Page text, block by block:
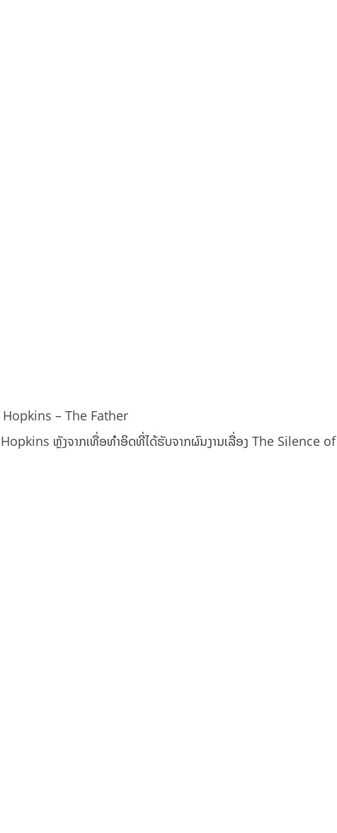
– The Father
ຫຼັງຈາກເທື່ອທຳອິດທີ່ໄດ້ຮັບຈາກຜົນງານເລື່ອງ The Silence of